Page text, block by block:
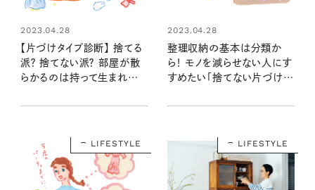
2023.04.28
【片づけタイプ診断】 捨てる
派？ 捨てない派？ 部屋が散
らかるのは持って生まれた
2023.04.28
整理収納の基本は分類か
ら！ モノを減らせない人にす
すめたい「捨てない片づけ
LIFESTYLE LIFESTYLE